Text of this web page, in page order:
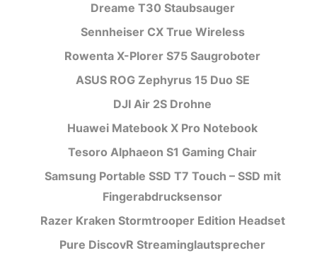
Dreame T30 Staubsauger
Sennheiser CX True Wireless
Rowenta X-Plorer S75 Saugroboter
ASUS ROG Zephyrus 15 Duo SE
DJI Air 2S Drohne
Huawei Matebook X Pro Notebook
Tesoro Alphaeon S1 Gaming Chair
Samsung Portable SSD T7 Touch – SSD mit
Fingerabdrucksensor
Razer Kraken Stormtrooper Edition Headset
Pure DiscovR Streaminglautsprecher